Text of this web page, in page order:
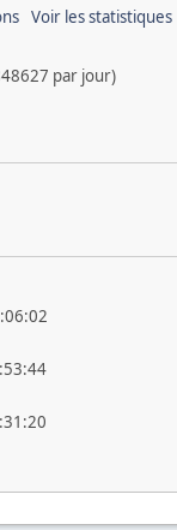
Voir les statistiques
par jour)